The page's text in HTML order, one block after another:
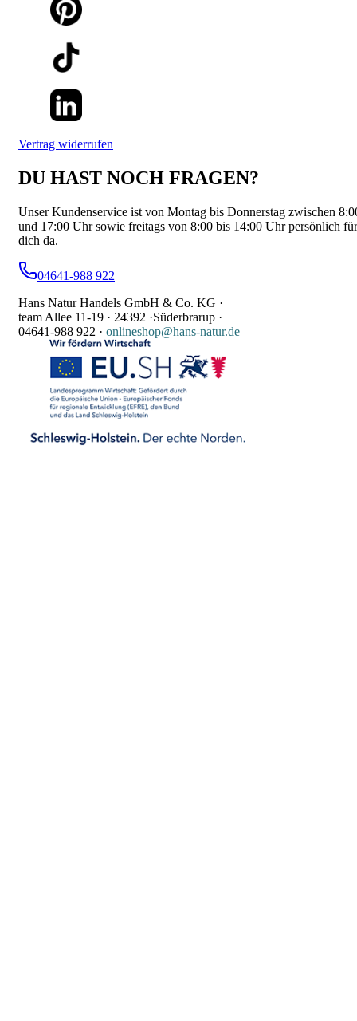
Vertrag widerrufen
DU HAST NOCH FRAGEN?
Unser Kundenservice ist von Montag bis Donnerstag zwischen
und 17:00 Uhr sowie freitags von 8:00 bis 14:00 Uhr persönlich für
dich da.
04641-988 922
Hans Natur Handels GmbH & Co. KG ·
team Allee 11-19 · 24392 ·Süderbrarup ·
04641-988 922 · onlineshop@hans-natur.de